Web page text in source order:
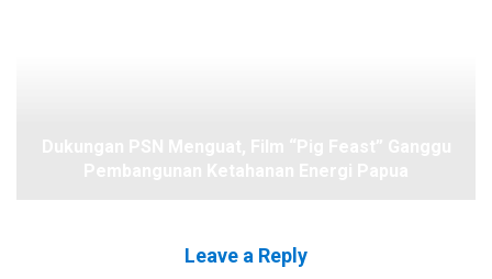
Leave a Reply